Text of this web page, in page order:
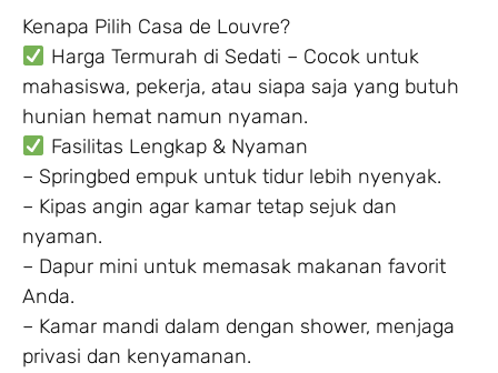
Kenapa Pilih Casa de Louvre?
Harga Termurah di Sedati – Cocok untuk
mahasiswa, pekerja, atau siapa saja yang butuh
hunian hemat namun nyaman.
Fasilitas Lengkap & Nyaman
– Springbed empuk untuk tidur lebih nyenyak.
– Kipas angin agar kamar tetap sejuk dan
nyaman.
– Dapur mini untuk memasak makanan favorit
Anda.
– Kamar mandi dalam dengan shower, menjaga
privasi dan kenyamanan.